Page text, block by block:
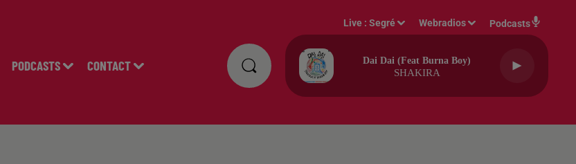
PODCASTS CONTACT
Live :Segré Webradios Podcasts
Dai Dai (feat Burna Boy)
SHAKIRA